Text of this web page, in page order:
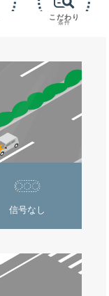
こだわり
条件
信号なし